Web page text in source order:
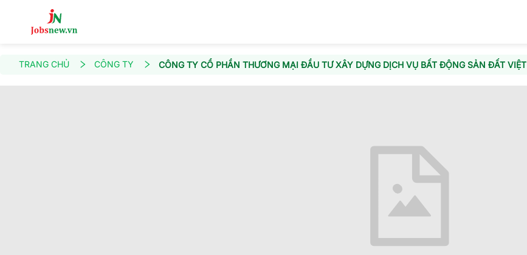
TRANG CHỦ CÔNG TY CÔNG TY CỔ PHẦN THƯƠNG MẠI ĐẦU TƯ XÂY DỰNG DỊCH VỤ BẤT ĐỘNG SẢN ĐẤT VIỆT